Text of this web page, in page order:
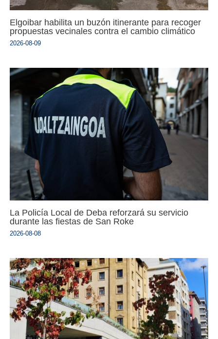
Elgoibar habilita un buzón itinerante para recoger
propuestas vecinales contra el cambio climático
2026-08-09
La Policía Local de Deba reforzará su servicio
durante las fiestas de San Roke
2026-08-08